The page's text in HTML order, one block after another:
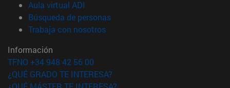
Aula virtual ADI
Búsqueda de personas(abre en nueva ventana)
Trabaja con nosotros(abre en nueva ventana)
Información
TFNO +34 948 42 56 00
¿QUÉ GRADO TE INTERESA?